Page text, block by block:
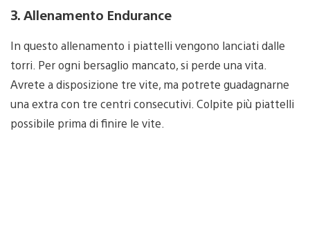
3. Allenamento Endurance
In questo allenamento i piattelli vengono lanciati dalle
torri. Per ogni bersaglio mancato, si perde una vita.
Avrete a disposizione tre vite, ma potrete guadagnarne
una extra con tre centri consecutivi. Colpite più piattelli
possibile prima di finire le vite.